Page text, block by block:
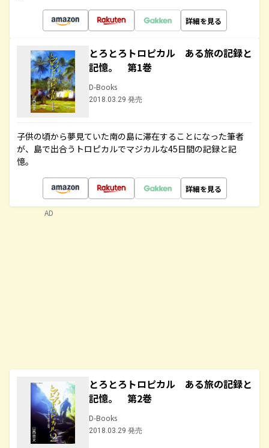
詳細を見る
とろとろトロピカル ある旅の記録と
記憶。 第1巻
D-Books
2018.03.29 発売
子供の頃から夢見ていた南の島に滞在することになった筆者
が、島で出合うトロピカルでマジカルな45日間の記録と記
憶。
詳細を見る
とろとろトロピカル ある旅の記録と
記憶。 第2巻
D-Books
2018.03.29 発売
AD